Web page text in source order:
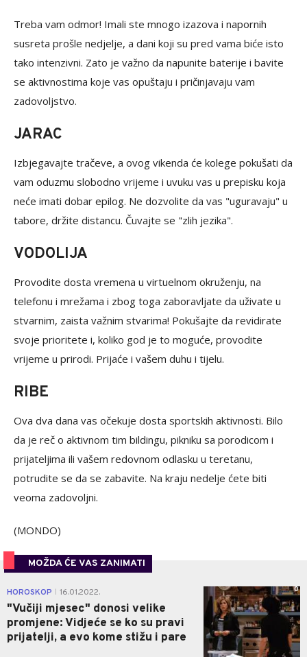
Treba vam odmor! Imali ste mnogo izazova i napornih
susreta prošle nedjelje, a dani koji su pred vama biće isto
tako intenzivni. Zato je važno da napunite baterije i bavite
se aktivnostima koje vas opuštaju i pričinjavaju vam
zadovoljstvo.
JARAC
Izbjegavajte tračeve, a ovog vikenda će kolege pokušati da
vam oduzmu slobodno vrijeme i uvuku vas u prepisku koja
neće imati dobar epilog. Ne dozvolite da vas "uguravaju" u
tabore, držite distancu. Čuvajte se "zlih jezika".
VODOLIJA
Provodite dosta vremena u virtuelnom okruženju, na
telefonu i mrežama i zbog toga zaboravljate da uživate u
stvarnim, zaista važnim stvarima! Pokušajte da revidirate
svoje prioritete i, koliko god je to moguće, provodite
vrijeme u prirodi. Prijaće i vašem duhu i tijelu.
RIBE
Ova dva dana vas očekuje dosta sportskih aktivnosti. Bilo
da je reč o aktivnom tim bildingu, pikniku sa porodicom i
prijateljima ili vašem redovnom odlasku u teretanu,
potrudite se da se zabavite. Na kraju nedelje ćete biti
veoma zadovoljni.
(MONDO)
MOŽDA ĆE VAS ZANIMATI
HOROSKOP 16.01.2022.
"Vučiji mjesec" donosi velike
promjene: Vidjeće se ko su pravi
prijatelji, a evo kome stižu i pare
0